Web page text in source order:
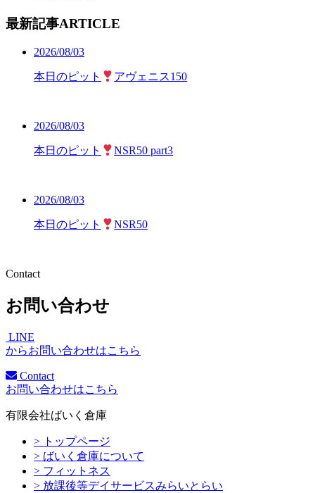
最新記事ARTICLE
2026/08/03
本日のピット アヴェニス150
2026/08/03
本日のピット NSR50 part3
2026/08/03
本日のピット NSR50
Contact
お問い合わせ
LINE
からお問い合わせはこちら
Contact
お問い合わせはこちら
有限会社ばいく倉庫
> トップページ
> ばいく倉庫について
> フィットネス
> 放課後等デイサービスみらいとらい